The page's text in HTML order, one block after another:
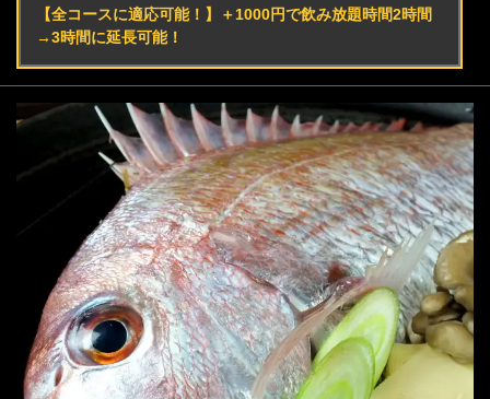
【全コースに適応可能！】＋1000円で飲み放題時間2時間
→3時間に延長可能！